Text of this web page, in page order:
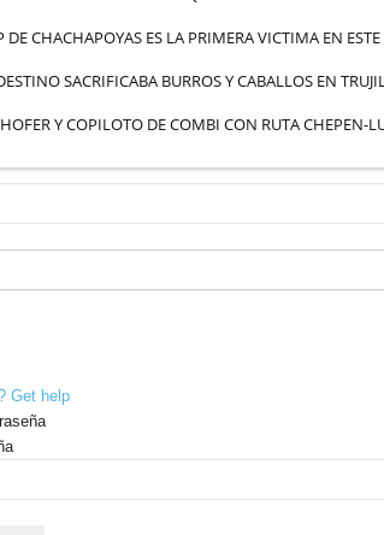
DE CHACHAPOYAS ES LA PRIMERA VICTIMA EN
SACRIFICABA BURROS Y CABALLOS EN
Y COPILOTO DE COMBI CON RUTA
Get help